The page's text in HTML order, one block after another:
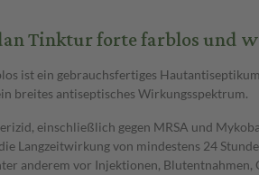
Tinktur forte farblos und
ist ein gebrauchsfertiges
breites antiseptisches Wirkungsspektrum.
einschließlich gegen MRSA und
Langzeitwirkung von mindestens 24
anderem vor Injektionen,